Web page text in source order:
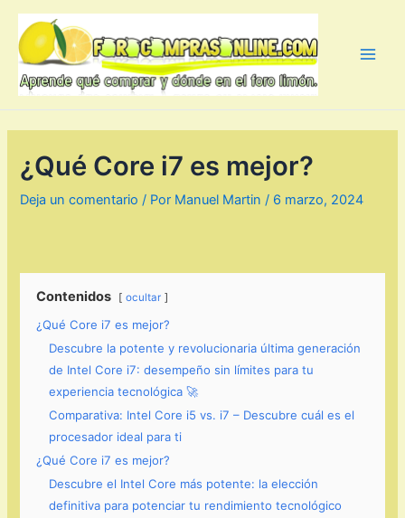
contenido
¿Qué Core i7 es mejor?
Deja un comentario / Por Manuel Martin / 6 marzo, 2024
Contenidos ocultar
¿Qué Core i7 es mejor?
Descubre la potente y revolucionaria última generación
de Intel Core i7: desempeño sin límites para tu
experiencia tecnológica 🚀
Comparativa: Intel Core i5 vs. i7 – Descubre cuál es el
procesador ideal para ti
¿Qué Core i7 es mejor?
Descubre el Intel Core más potente: la elección
definitiva para potenciar tu rendimiento tecnológico